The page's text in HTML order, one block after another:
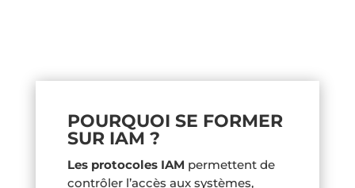
POURQUOI SE FORMER
SUR IAM ?
Les protocoles IAM permettent de
contrôler l’accès aux systèmes,